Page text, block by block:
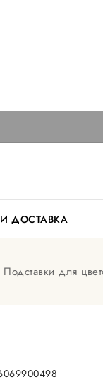
ДОСТАВКА
Подставки для